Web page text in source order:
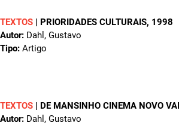
TEXTOS | PRIORIDADES CULTURAIS, 1998
Autor: Dahl, Gustavo
Tipo: Artigo
TEXTOS | DE MANSINHO CINEMA NOVO
Autor: Dahl, Gustavo